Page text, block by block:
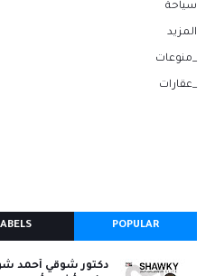
سياحة
المزيد
_منوعات
_عقارات
POPULAR
دكتور شوقي أحمد